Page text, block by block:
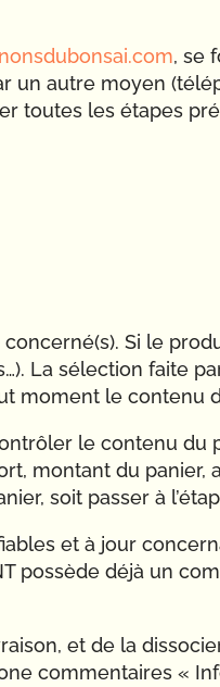
, se
un autre moyen
toutes les étapes
Si le
La sélection faite
moment le contenu
le contenu du
montant du panier,
soit passer à
et à jour
possède déjà un
et de la
commentaires «